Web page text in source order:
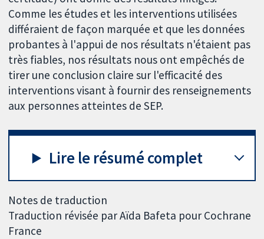
Comme les études et les interventions utilisées
différaient de façon marquée et que les données
probantes à l'appui de nos résultats n'étaient pas
très fiables, nos résultats nous ont empêchés de
tirer une conclusion claire sur l'efficacité des
interventions visant à fournir des renseignements
aux personnes atteintes de SEP.
Lire le résumé complet
Notes de traduction
Traduction révisée par Aïda Bafeta pour Cochrane
France